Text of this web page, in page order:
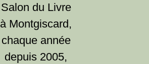
Salon du Livre
à Montgiscard,
chaque année
depuis 2005,